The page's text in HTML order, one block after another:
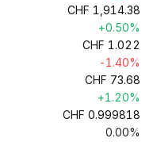
CHF 1,914.38
+0.50%
CHF 1.022
-1.40%
CHF 73.68
+1.20%
CHF 0.999818
0.00%